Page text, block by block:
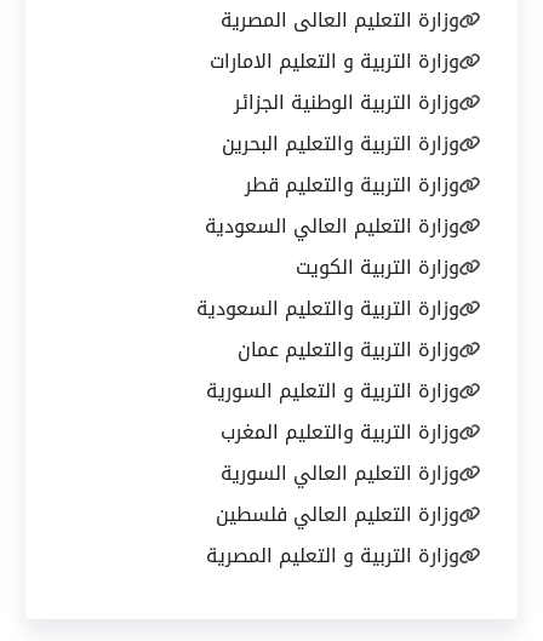
وزارة التعليم العالى المصرية
وزارة التربية و التعليم الامارات
وزارة التربية الوطنية الجزائر
وزارة التربية والتعليم البحرين
وزارة التربية والتعليم قطر
وزارة التعليم العالي السعودية
وزارة التربية الكويت
وزارة التربية والتعليم السعودية
وزارة التربية والتعليم عمان
وزارة التربية و التعليم السورية
وزارة التربية والتعليم المغرب
وزارة التعليم العالي السورية
وزارة التعليم العالي فلسطين
وزارة التربية و التعليم المصرية